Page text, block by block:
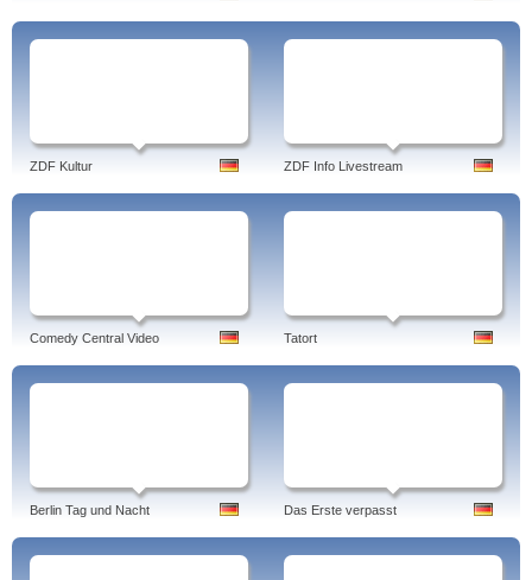
ZDF Kultur ZDF Info Livestream
Comedy Central Video Tatort
Berlin Tag und Nacht Das Erste verpasst